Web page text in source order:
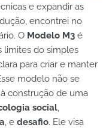
e expandir as
encontrei no
O Modelo M3 é
limites do simples
para criar e manter
modelo não se
construção de uma
social
, e desafio. Ele visa